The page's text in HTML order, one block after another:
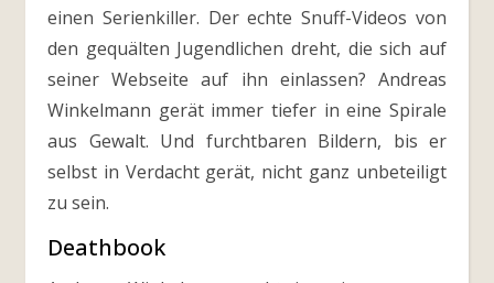
einen Serienkiller. Der echte Snuff-Videos von
den gequälten Jugendlichen dreht, die sich auf
seiner Webseite auf ihn einlassen? Andreas
Winkelmann gerät immer tiefer in eine Spirale
aus Gewalt. Und furchtbaren Bildern, bis er
selbst in Verdacht gerät, nicht ganz unbeteiligt
zu sein.
Deathbook